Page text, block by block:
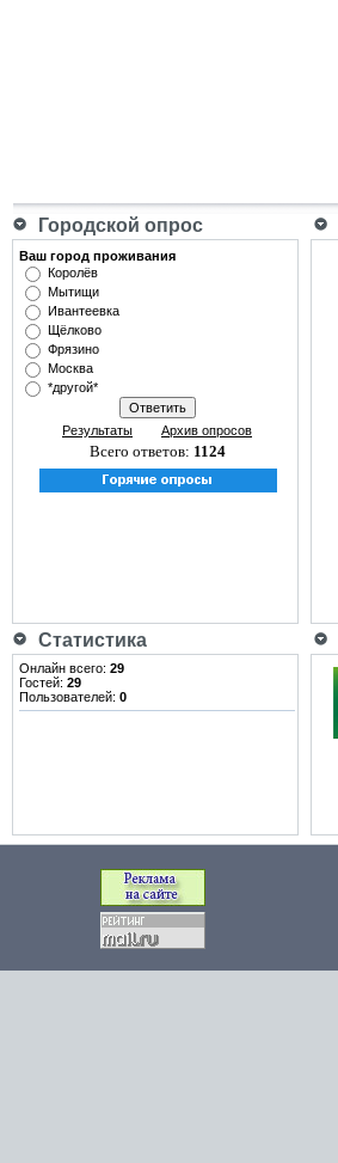
Городской опрос
Ваш город проживания
Королёв
Мытищи
Ивантеевка
Щёлково
Фрязино
Москва
*другой*
Результаты Архив опросов
Всего ответов: 1124
Статистика
Онлайн всего: 29
Гостей: 29
Пользователей: 0